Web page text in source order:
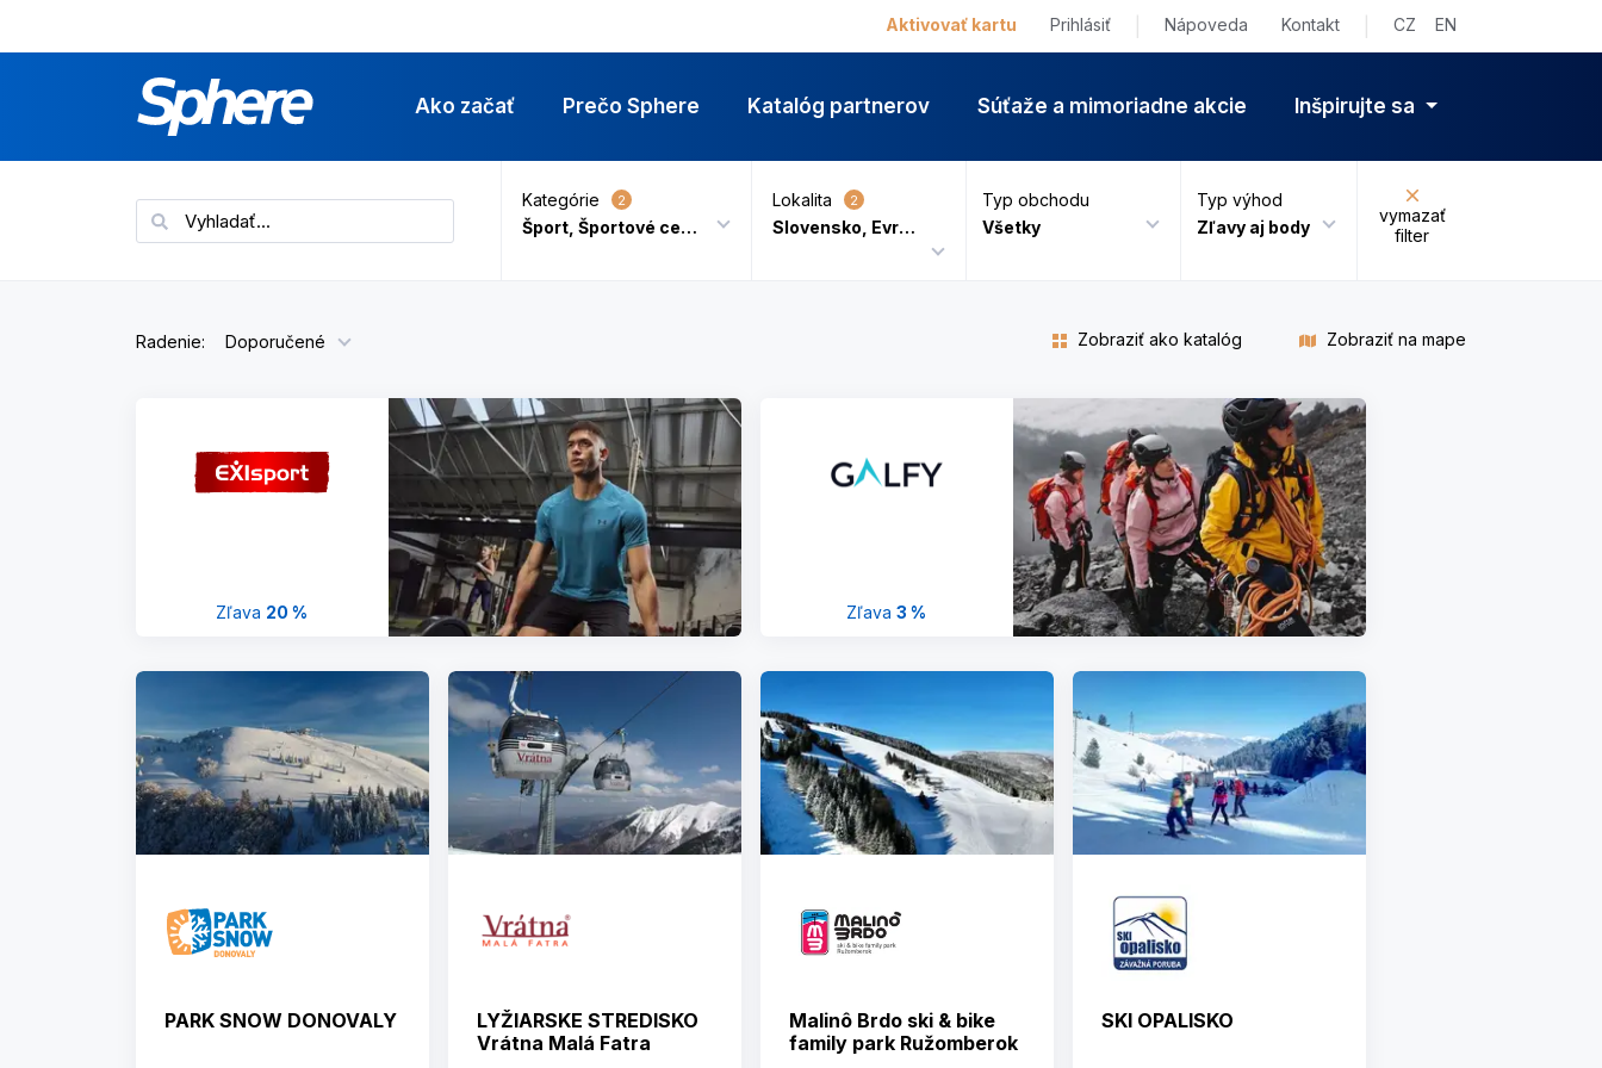
Katalog partnerov
Aktivovať kartu Prihlásiť Nápoveda Kontakt CZ EN
Ako začať Prečo Sphere Katalóg partnerov Súťaže a mimoriadne akcie Inšpirujte sa
Kategórie 2
Šport, Športové centrá, Lyžiarske strediská
Lokalita 2
Slovensko, Evropa
Typ obchodu
Všetky
Typ výhod
Zľavy aj body
vymazať
filter
Radenie: Doporučené Zobraziť ako katalóg Zobraziť na mape
Zľava 20 % Zľava3 %
PARK SNOW DONOVALY
LYŽIARSKE STREDISKO
Vrátna Malá Fatra
Malinô Brdo ski & bike
family park Ružomberok
SKI OPALISKO